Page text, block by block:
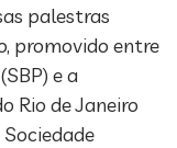
palestras
promovido entre
e a
Rio de Janeiro